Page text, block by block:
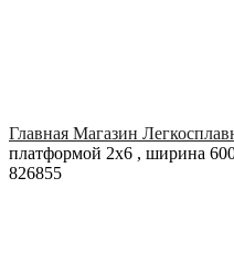
Главная Магазин
платформой 2х6 , ширина
826855